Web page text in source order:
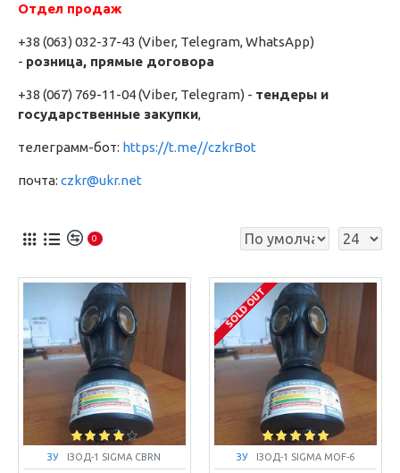
Отдел продаж
+38 (063) 032-37-43 (Viber, Telegram, WhatsApp)
- розница, прямые договора
+38 (067) 769-11-04 (Viber, Telegram) - тендеры и
государственные закупки,
телеграмм-бот: https://t.me//czkrBot
почта: czkr@ukr.net
0
ЗУ ІЗОД-1 SIGMA CBRN
SOLD OUT
ЗУ ІЗОД-1 SIGMA MOF-6